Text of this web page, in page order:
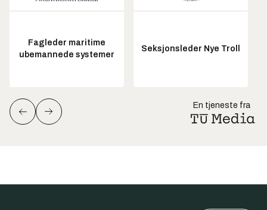
Fagleder maritime
ubemannede systemer
Seksjonsleder Nye Troll
En tjeneste fra